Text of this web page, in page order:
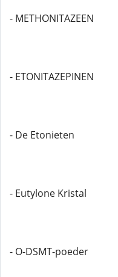
- METHONITAZEEN
- ETONITAZEPINEN
- De Etonieten
- Eutylone Kristal
- O-DSMT-poeder